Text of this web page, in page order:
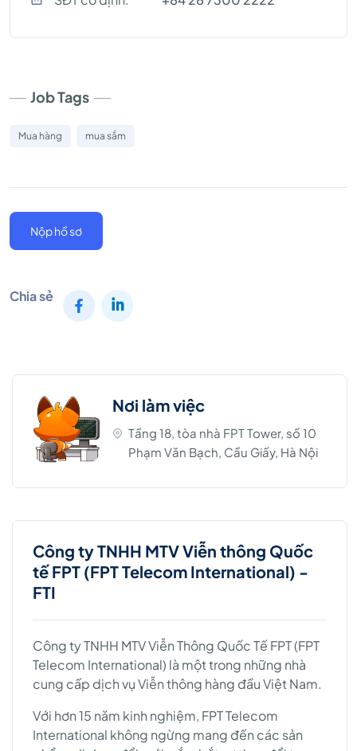
Job Tags
Mua hàng mua sắm
Nộp hồ sơ
Chia sẻ
Nơi làm việc
Tầng 18, tòa nhà FPT Tower, số 10
Phạm Văn Bạch, Cầu Giấy, Hà Nội
Công ty TNHH MTV Viễn thông Quốc
tế FPT (FPT Telecom International) -
FTI
Công ty TNHH MTV Viễn Thông Quốc Tế FPT (FPT
Telecom International) là một trong những nhà
cung cấp dịch vụ Viễn thông hàng đầu Việt Nam.
Với hơn 15 năm kinh nghiệm, FPT Telecom
International không ngừng mang đến các sản